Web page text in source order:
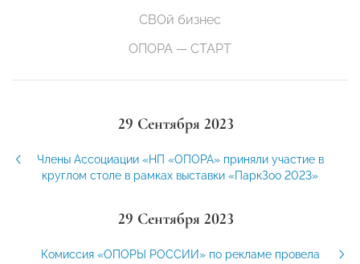
СВОй бизнес
ОПОРА — СТАРТ
29 Сентября 2023
Члены Ассоциации «НП «ОПОРА» приняли участие в
круглом столе в рамках выставки «ПаркЗоо 2023»
29 Сентября 2023
Комиссия «ОПОРЫ РОССИИ» по рекламе провела